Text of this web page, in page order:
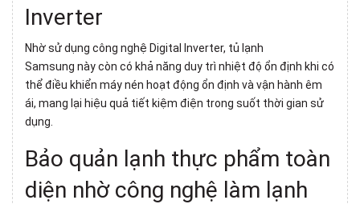
Inverter
Nhờ sử dụng công nghệ Digital Inverter, tủ lạnh
Samsung này còn có khả năng duy trì nhiệt độ ổn định khi có
thể điều khiển máy nén hoạt động ổn định và vận hành êm
ái, mang lại hiệu quả tiết kiệm điện trong suốt thời gian sử
dụng.
Bảo quản lạnh thực phẩm toàn
diện nhờ công nghệ làm lạnh